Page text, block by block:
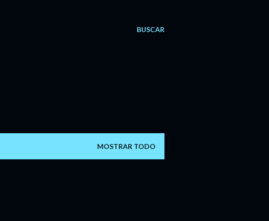
BUSCAR
MOSTRAR TODO